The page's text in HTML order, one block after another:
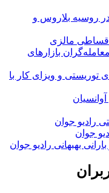
روسیه بلاروس و
مالزی
بازارهای
و ویزای کار با
رادیو جوان
جوان
بهبهانی رادیو جوان